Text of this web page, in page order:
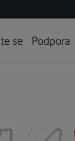
se Podpora